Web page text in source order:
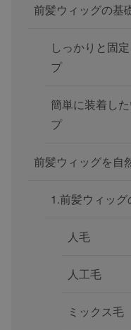
前髪ウィッグの基
しっかりと固
プ
簡単に装着し
プ
前髪ウィッグを自
1.前髪ウィッ
人毛
人工毛
ミックス毛